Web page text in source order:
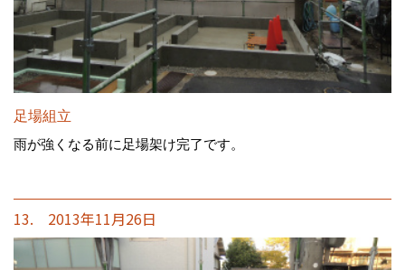
足場組立
雨が強くなる前に足場架け完了です。
13. 2013年11月26日